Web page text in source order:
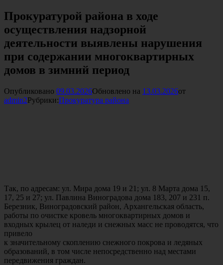
Прокуратурой района в ходе
осуществления надзорной
деятельности выявлены нарушения
при содержании многоквартирных
домов в зимний период
Опубликовано 09.03.2026Обновлено на 13.03.2026от
admin2Рубрики:Прокуратура района
Так, по адресам: ул. Мира дома 19 и 21; ул. 8 Марта дома 15,
17, 25 и 27; ул. Павлина Виноградова дома 183, 207 и 231 п.
Березник, Виноградовский район, Архангельская область,
работы по очистке кровель многоквартирных домов и
входных крылец от наледи и снежных масс не проводятся, что
привело
к значительному скоплению снежного покрова и ледяных
образований, в том числе непосредственно над местами
передвижения граждан.